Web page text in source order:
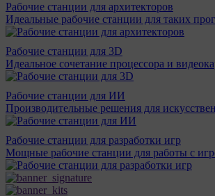
Рабочие станции для архитекторов
Идеальные рабочие станции для таких
Рабочие станции для 3D
Идеальное сочетание процессора и
Рабочие станции для ИИ
Производительные решения для
Рабочие станции для разработки игр
Мощные рабочие станции для работы с